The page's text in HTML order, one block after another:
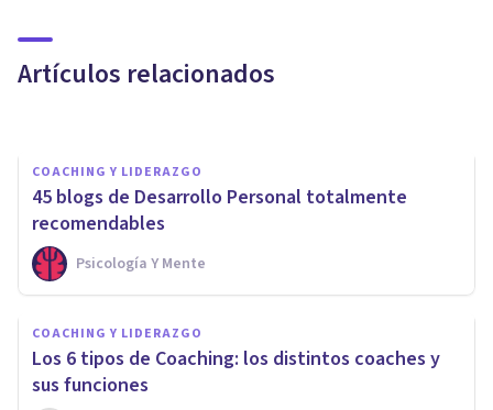
Artículos relacionados
Los 10 mitos sobre el Coaching
COACHING Y LIDERAZGO
45 blogs de Desarrollo Personal totalmente
recomendables
Psicología Y Mente
COACHING Y LIDERAZGO
Los 6 tipos de Coaching: los distintos coaches y
sus funciones
COACHING Y LIDERAZGO
La ética del coach